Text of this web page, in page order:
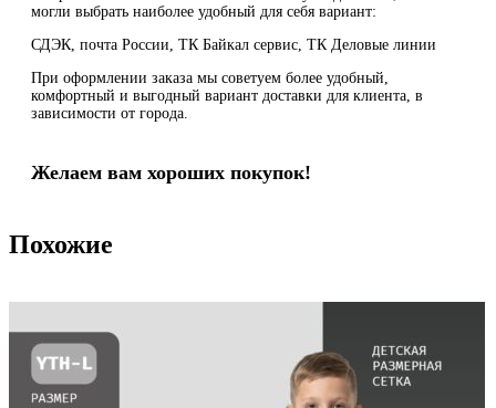
могли выбрать наиболее удобный для себя вариант:
СДЭК, почта России, ТК Байкал сервис, ТК Деловые линии
При оформлении заказа мы советуем более удобный,
комфортный и выгодный вариант доставки для клиента, в
зависимости от города.
Желаем вам хороших покупок!
Похожие